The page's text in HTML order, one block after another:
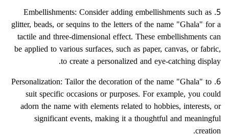
5. Embellishments: Consider adding embellishments such as
glitter, beads, or sequins to the letters of the name "Ghala" for a
tactile and three-dimensional effect. These embellishments can
be applied to various surfaces, such as paper, canvas, or fabric,
to create a personalized and eye-catching display.
6. Personalization: Tailor the decoration of the name "Ghala" to
suit specific occasions or purposes. For example, you could
adorn the name with elements related to hobbies, interests, or
significant events, making it a thoughtful and meaningful
creation.